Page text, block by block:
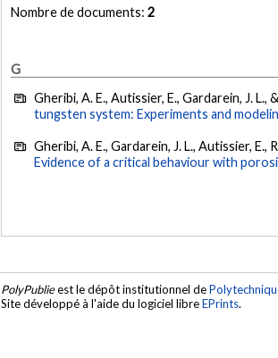
Nombre de documents:2
G
Gheribi, A. E., Autissier, E., Gardarein, J. L.,
tungsten system: Experiments and
Gheribi, A. E., Gardarein, J. L., Autissier,
Evidence of a critical behaviour with
PolyPublieest le dépôt institutionnel de
Site développé à l'aide du logiciel libreEPrints.